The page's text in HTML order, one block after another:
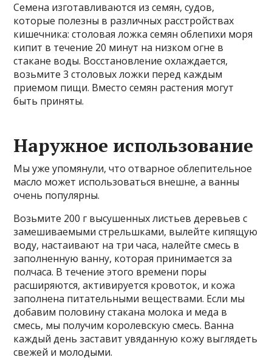
Семена изготавливаются из семян, судов,
которые полезны в различных расстройствах
кишечника: столовая ложка семян облепихи моря
кипит в течение 20 минут на низком огне в
стакане воды. Восстановление охлаждается,
возьмите 3 столовых ложки перед каждым
приемом пищи. Вместо семян растения могут
быть приняты.
Наружное использование
Мы уже упомянули, что отварное облепительное
масло может использоваться внешне, а ванны
очень популярны.
Возьмите 200 г высушенных листьев деревьев с
замешиваемыми стрельшками, вылейте кипящую
воду, настаивают на три часа, налейте смесь в
заполненную ванну, которая принимается за
полчаса. В течение этого времени поры
расширяются, активируется кровоток, и кожа
заполнена питательными веществами. Если мы
добавим половину стакана молока и меда в
смесь, мы получим королевскую смесь. Ванна
каждый день заставит увяданную кожу выглядеть
свежей и молодыми.